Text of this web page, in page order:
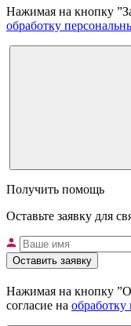
Нажимая на кнопку
обработку
Получить помощь
Оставьте заявку для
Оставить заявку
Нажимая на кнопку
согласие на